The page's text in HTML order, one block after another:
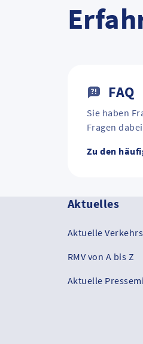
FAQ
Sie haben
Fragen
Zu den
Aktuelles
Aktuelle
RMV von A bis Z
Aktuelle